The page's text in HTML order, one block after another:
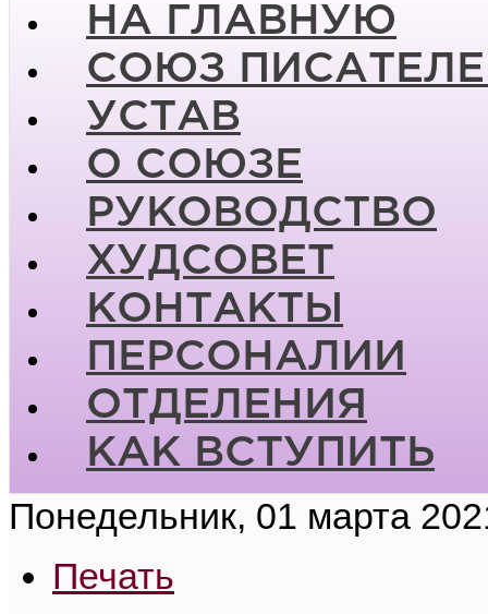
НА ГЛАВНУЮ
СОЮЗ
УСТАВ
О СОЮЗЕ
РУКОВОДСТВО
ХУДСОВЕТ
КОНТАКТЫ
ПЕРСОНАЛИИ
ОТДЕЛЕНИЯ
КАК ВСТУПИТЬ
Понедельник, 01 марта
Печать